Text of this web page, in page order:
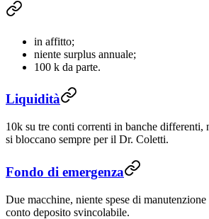
in affitto;
niente surplus annuale;
100 k da parte.
Liquidità
10k su tre conti correnti in banche differenti,
si bloccano sempre per il Dr. Coletti.
Fondo di emergenza
Due macchine, niente spese di manutenzione
conto deposito svincolabile.